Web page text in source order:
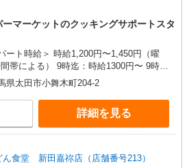
ーマーケットのクッキングサポートスタ
ート時給＞ 時給1,200円〜1,450円（曜
間帯による） 9時迄：時給1300円〜 9時以
給1200円〜 16時以降：時給1350円〜 ★土
円 ★日・祝＋100円 ※アルバイトさんの
集内容はお問い合わせください
県太田市小舞木町204-2
詳細を見る
食堂 新田嘉祢店（店舗番号213）